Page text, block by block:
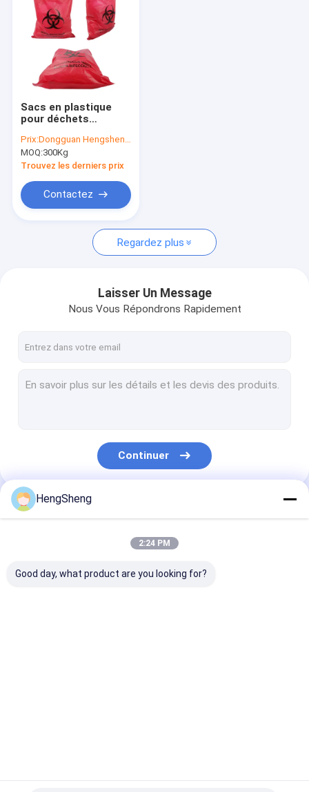
Sachets en plastique zip-lock
Sacs en plastique de journal
Messager Plastic Bag
Sac de transport de spécimen
Sacs de déchets recyclables
Sacs en plastique
pour déchets
autoclavables à 121
degrés avec
thermoscellage et
pour déchets
médicaux
Prix:Dongguan Hengsheng Polybag
MOQ:300Kg
Trouvez les derniers prix
Contactez
Regardez plus
Laisser Un Message
Nous Vous Répondrons Rapidement
Continuer
Nos Catégories
HengSheng
2:24 PM
Good day, what product are you looking for?